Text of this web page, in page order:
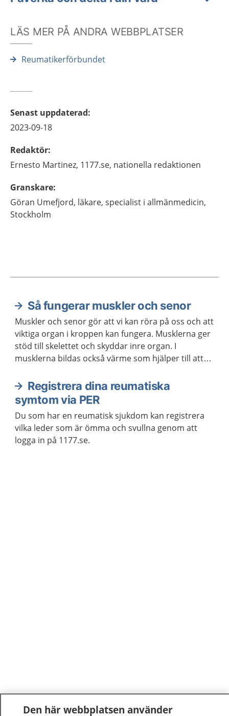
LÄS MER PÅ ANDRA WEBBPLATSER
Reumatikerförbundet
Senast uppdaterad:
2023-09-18
Redaktör:
Ernesto Martinez, 1177.se, nationella redaktionen
Granskare:
Göran Umefjord, läkare, specialist i allmänmedicin,
Stockholm
Aktuella artiklar
Så fungerar muskler och senor
Muskler och senor gör att vi kan röra på oss och att
viktiga organ i kroppen kan fungera. Musklerna ger
stöd till skelettet och skyddar inre organ. I
musklerna bildas också värme som hjälper till att
Registrera dina reumatiska
symtom via PER
Du som har en reumatisk sjukdom kan registrera
vilka leder som är ömma och svullna genom att
logga in på 1177.se.
Den här webbplatsen använder